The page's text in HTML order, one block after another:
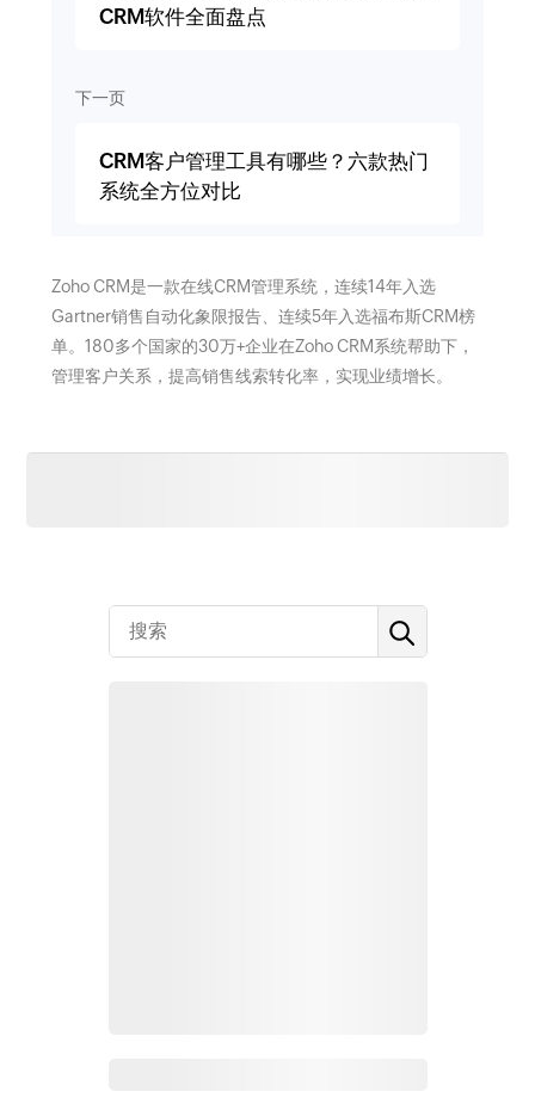
CRM软件全面盘点
下一页
CRM客户管理工具有哪些？六款热门
系统全方位对比
Zoho CRM是一款在线CRM管理系统，连续14年入选
Gartner销售自动化象限报告、连续5年入选福布斯CRM榜
单。180多个国家的30万+企业在Zoho CRM系统帮助下，
管理客户关系，提高销售线索转化率，实现业绩增长。